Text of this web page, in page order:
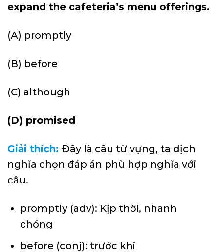
expand the cafeteria’s menu offerings.
(A) promptly
(B) before
(C) although
(D) promised
Giải thích: Đây là câu từ vựng, ta dịch
nghĩa chọn đáp án phù hợp nghĩa với
câu.
promptly (adv): Kịp thời, nhanh
chóng
before (conj): trước khi